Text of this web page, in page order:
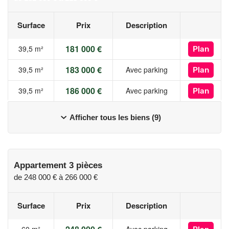
Les informations sur les risques auxquels ce bien est exposé
www.georisques.gouv.fr
Surface Prix Description
39,5 m² 181 000 € Plan
39,5 m² 183 000 € Avec parking Plan
39,5 m² 186 000 € Avec parking Plan
Afficher tous les biens (9)
Appartement 3 pièces
de 248 000 € à 266 000 €
Surface Prix Description